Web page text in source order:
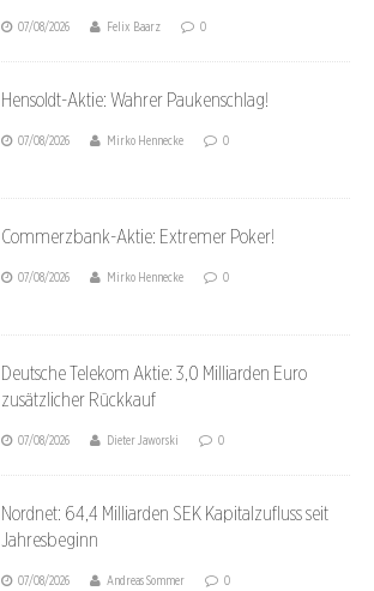
07/08/2026 Felix Baarz 0
Hensoldt-Aktie: Wahrer Paukenschlag!
07/08/2026 Mirko Hennecke 0
Commerzbank-Aktie: Extremer Poker!
07/08/2026 Mirko Hennecke 0
Deutsche Telekom Aktie: 3,0 Milliarden Euro
zusätzlicher Rückkauf
07/08/2026 Dieter Jaworski 0
Nordnet: 64,4 Milliarden SEK Kapitalzufluss seit
Jahresbeginn
07/08/2026 Andreas Sommer 0